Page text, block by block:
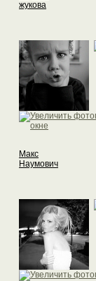
жукова
Макс
Наумович